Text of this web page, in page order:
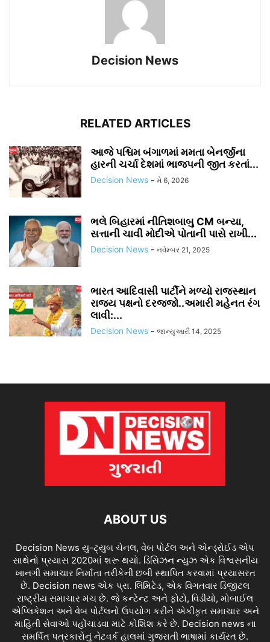
Decision News
RELATED ARTICLES
આજે પશ્ચિમ બંગાળમાં મમતા બેનર્જીના
હારની ચર્ચા દેશમાં ભાજપની જીત કરતાં...
Decision News - મે 6, 2026
ભલે બિહારમાં નીતિશબાબુ CM બન્યા,
સત્તાની ચાવી મોદીએ પોતાની પાસે રાખી...
Decision News - નવેમ્બર 21, 2025
ભારત આદિવાસી પાર્ટીને મળ્યો રાજસ્થાન
રાજ્ય પક્ષનો દરજ્જો..અમારી મહેનત રંગ
લાવી:...
Decision News - જાન્યુઆરી 14, 2025
ABOUT US
Decision News યુ-ટ્યુબ ચેનલ, વેબ પોર્ટલ અને એન્ડ્રોઈડ એપ
સાથેનો પ્રયાસ 2020માં શરૂ થયો. ડિસિઝન ન્યુઝ એક વિશ્વસનીય
ખાનગી સમાચાર નિર્માતા તરીકેની છબી સ્થાપિત કરવામાં પ્રયાસરત
છે. Decision news એક પ્રા. લિમિટેડ, એક વિગતવાર ડિજીટલ
રાષ્ટ્રીય સમાચાર મંચ છે. જે કન્ટેન્ટ અને ફોટો, વિડીયો, મોબાઈલ
એપ્લિકેશન અને વેબ પોર્ટલનો ઉપયોગ કરીને એકીકૃત સમાચાર અને
માહિતી સેવાઓ પહોંચાડવા માટે કોશિશ કરે છે. Decision news ના
સમર્પિત પત્રકારોનું નેટવર્ક હાલમાં ગુજરાતી ભાષામાં કાર્યરત છે.